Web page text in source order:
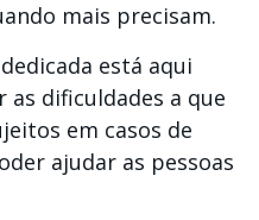
mais precisam.
está aqui
dificuldades a que
em casos de
ajudar as pessoas